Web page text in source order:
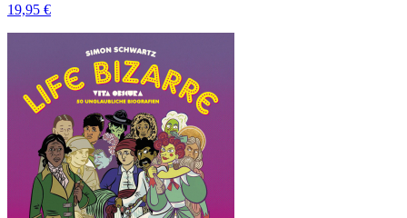
19,95 €